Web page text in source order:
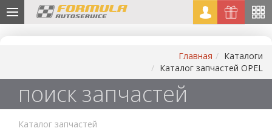
Главная
Каталоги
Каталог запчастей OPEL
поиск запчастей
Каталог запчастей